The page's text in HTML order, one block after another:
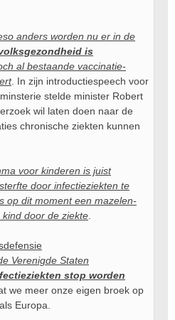
anders worden nu er in de
is
al bestaande vaccinatie-
. In zijn introductiespeech voor
stelde minister Robert
wil laten doen naar de
chronische ziekten kunnen
voor kinderen is juist
door infectieziekten te
op dit moment een mazelen-
door de ziekte
Verenigde Staten
stop worden
we meer onze eigen broek op
Europa.